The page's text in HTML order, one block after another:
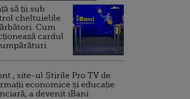
să ții sub
cheltuielile
Cum
cardul
, site-ul Știrile Pro TV de
economice și educație
a devenit iBani